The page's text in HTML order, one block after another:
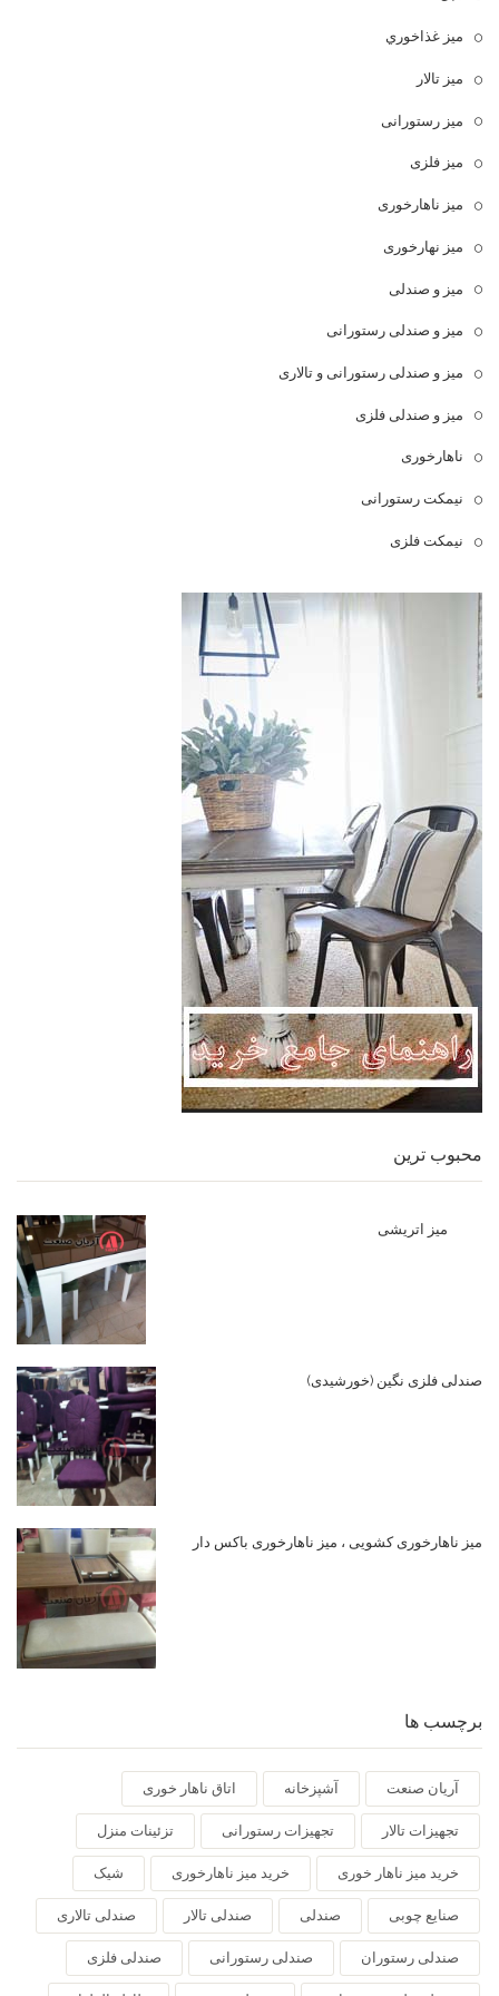
ميز غذاخوري
میز تالار
میز رستورانی
میز فلزی
میز ناهارخوری
میز نهارخوری
میز و صندلی
میز و صندلی رستورانی
میز و صندلی رستورانی و تالاری
میز و صندلی فلزی
ناهارخوری
نیمکت رستورانی
نیمکت فلزی
محبوب ترین
میز اتریشی
صندلی فلزی نگین (خورشیدی)
میز ناهارخوری کشویی ، میز ناهارخوری باکس دار
برچسب ها
آریان صنعت آشپزخانه اتاق ناهار خوری
تجهیزات تالار تجهیزات رستورانی تزئینات منزل
خرید میز ناهار خوری خرید میز ناهارخوری شیک
صنایع چوبی صندلی صندلی تالار صندلی تالاری
صندلی رستوران صندلی رستورانی صندلی فلزی